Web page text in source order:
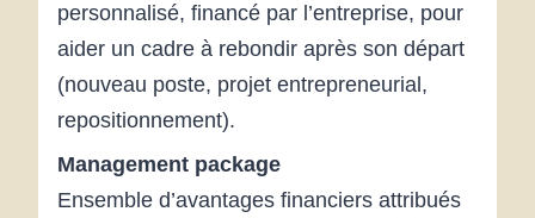
personnalisé, financé par l’entreprise, pour
aider un cadre à rebondir après son départ
(nouveau poste, projet entrepreneurial,
repositionnement).
Management package
Ensemble d’avantages financiers attribués